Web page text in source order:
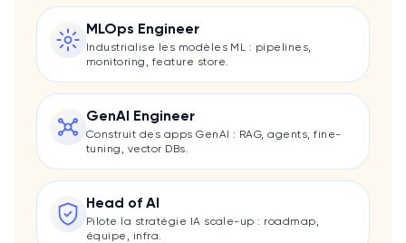
MLOps Engineer
Industrialise les modèles ML : pipelines,
monitoring, feature store.
GenAI Engineer
Construit des apps GenAI : RAG, agents, fine-
tuning, vector DBs.
Head of AI
Pilote la stratégie IA scale-up : roadmap,
équipe, infra.